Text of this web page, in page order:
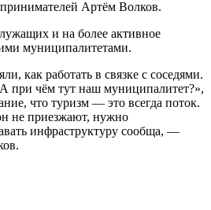
Артём Волков.
и на более активное
муниципалитетами.
как работать в связке с соседями.
при чём тут наш муниципалитет?»,
что туризм — это всегда поток.
не приезжают, нужно
инфраструктуру сообща, —